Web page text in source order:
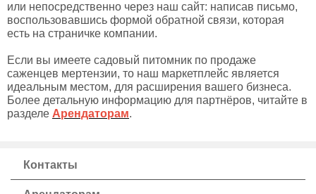
или непосредственно через наш сайт: написав письмо,
воспользовавшись формой обратной связи, которая
есть на страничке компании.
Если вы имеете садовый питомник по продаже
саженцев мертензии, то наш маркетплейс является
идеальным местом, для расширения вашего бизнеса.
Более детальную информацию для партнёров, читайте в
разделе Арендаторам.
Контакты